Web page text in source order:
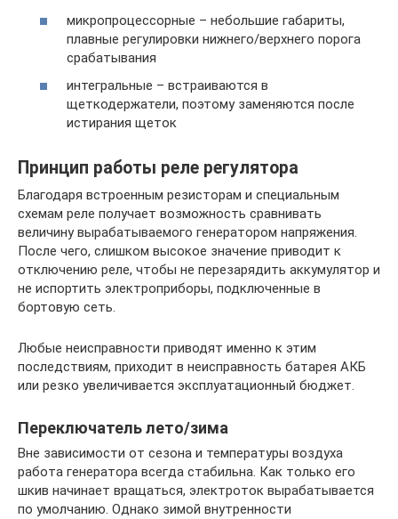
микропроцессорные – небольшие габариты,
плавные регулировки нижнего/верхнего порога
срабатывания
интегральные – встраиваются в
щеткодержатели, поэтому заменяются после
истирания щеток
Принцип работы реле регулятора
Благодаря встроенным резисторам и специальным
схемам реле получает возможность сравнивать
величину вырабатываемого генератором напряжения.
После чего, слишком высокое значение приводит к
отключению реле, чтобы не перезарядить аккумулятор и
не испортить электроприборы, подключенные в
бортовую сеть.
Любые неисправности приводят именно к этим
последствиям, приходит в неисправность батарея АКБ
или резко увеличивается эксплуатационный бюджет.
Переключатель лето/зима
Вне зависимости от сезона и температуры воздуха
работа генератора всегда стабильна. Как только его
шкив начинает вращаться, электроток вырабатывается
по умолчанию. Однако зимой внутренности